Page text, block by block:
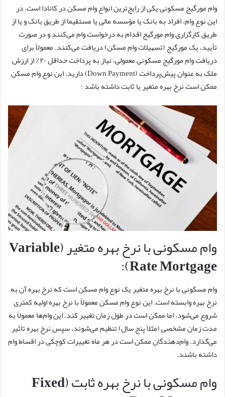
وام مورگیج مسکونی یکی از رایج‌ترین انواع وام مسکن در کانادا است. در
این نوع وام، افراد به بانک یا مؤسسه مالی یا مستقیما از طریق بانک و یا از
طریق کارگزاری وام مورگیج اقدام به درخواست وام می‌کنند و در صورت
تأیید، یک مورگیج (تسهیلات وام مسکن) دریافت می‌کنند. معمولاً برای
دریافت وام مورگیج مسکونی معمولی، نیاز به پرداخت حداقل ۲۰٪ از ارزش
ملک به عنوان پیش‌پرداخت (Down Payment) دارید. این نوع وام مسکن
ممکن است نرخ بهره‌ متغیر یا ثابت داشته باشد :
وام مسکونی با نرخ بهره متغیر (Variable
Rate Mortgage):
وام مسکونی با نرخ بهره متغیر یک نوع وام مسکن است که نرخ بهره آن به
نرخ بهره وابسته است. این نوع وام مسکن معمولاً با نرخ بهره اولیه کمتری
شروع می‌شود، اما ممکن است در طول زمان تغییر کند. این وام‌ها معمولاً به
مدت زمان مشخصی (مثلاً پنج سال) تنظیم می‌شوند، سپس نرخ بهره تاثیر
می‌گذارد. وام‌دهندگان ممکن است در هر ماه تغییرات کوچکی در اقساط وام
داشته باشند.
وام مسکونی با نرخ بهره ثابت (Fixed